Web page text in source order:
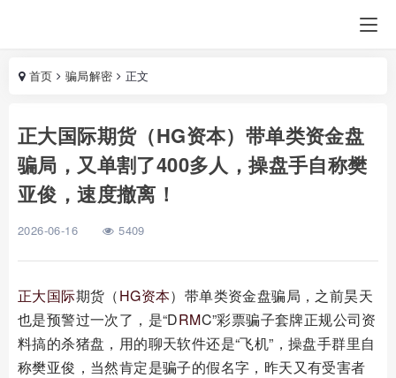
首页 骗局解密 正文
正大国际期货（HG资本）带单类资金盘
骗局，又单割了400多人，操盘手自称樊
亚俊，速度撤离！
2026-06-16 5409
正大国际期货（HG资本）带单类资金盘骗局，之前昊天
也是预警过一次了，是“DRMC”彩票骗子套牌正规公司资
料搞的杀猪盘，用的聊天软件还是“飞机”，操盘手群里自
称樊亚俊，当然肯定是骗子的假名字，昨天又有受害者